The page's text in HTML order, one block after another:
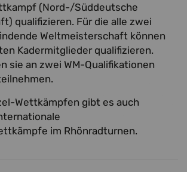
(Nord-/Süddeutsche
qualifizieren. Für die alle zwei
Weltmeisterschaft können
Kadermitglieder qualifizieren.
sie an zwei WM-Qualifikationen
Wettkämpfen gibt es auch
im Rhönradturnen.